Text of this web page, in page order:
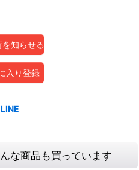
知らせる
入り登録
な商品も買っています